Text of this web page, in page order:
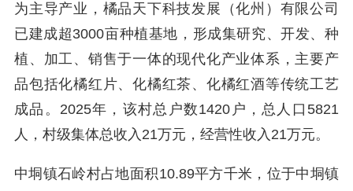
为主导产业，橘品天下科技发展（化州）有限公司
已建成超3000亩种植基地，形成集研究、开发、种
植、加工、销售于一体的现代化产业体系，主要产
品包括化橘红片、化橘红茶、化橘红酒等传统工艺
成品。2025年，该村总户数1420户，总人口5821
人，村级集体总收入21万元，经营性收入21万元。
中垌镇石岭村占地面积10.89平方千米，位于中垌镇